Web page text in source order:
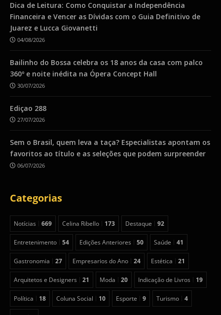
Dica de Leitura: Como Conquistar a Independência
Financeira e Vencer as Dívidas com o Guia Definitivo de
Juarez e Lucca Giovanetti
04/08/2026
Bailinho do Bossa celebra os 18 anos da casa com palco
360º e noite inédita na Ópera Concept Hall
30/07/2026
Ediçao 288
27/07/2026
Sem o Brasil, quem leva a taça? Especialistas apontam os
favoritos ao título e as seleções que podem surpreender
06/07/2026
Categorias
Notícias 669 Celina Ribello 173 Destaque 92
Entretenimento 54 Edições Anteriores 50 Saúde 41
Gastronomia 27 Empresarios do Ano 24 Estética 21
Arquitetos e Designers 21 Moda 20 Indicação de Livros 19
Política 18 Coluna Social 10 Esporte 9 Turismo 4